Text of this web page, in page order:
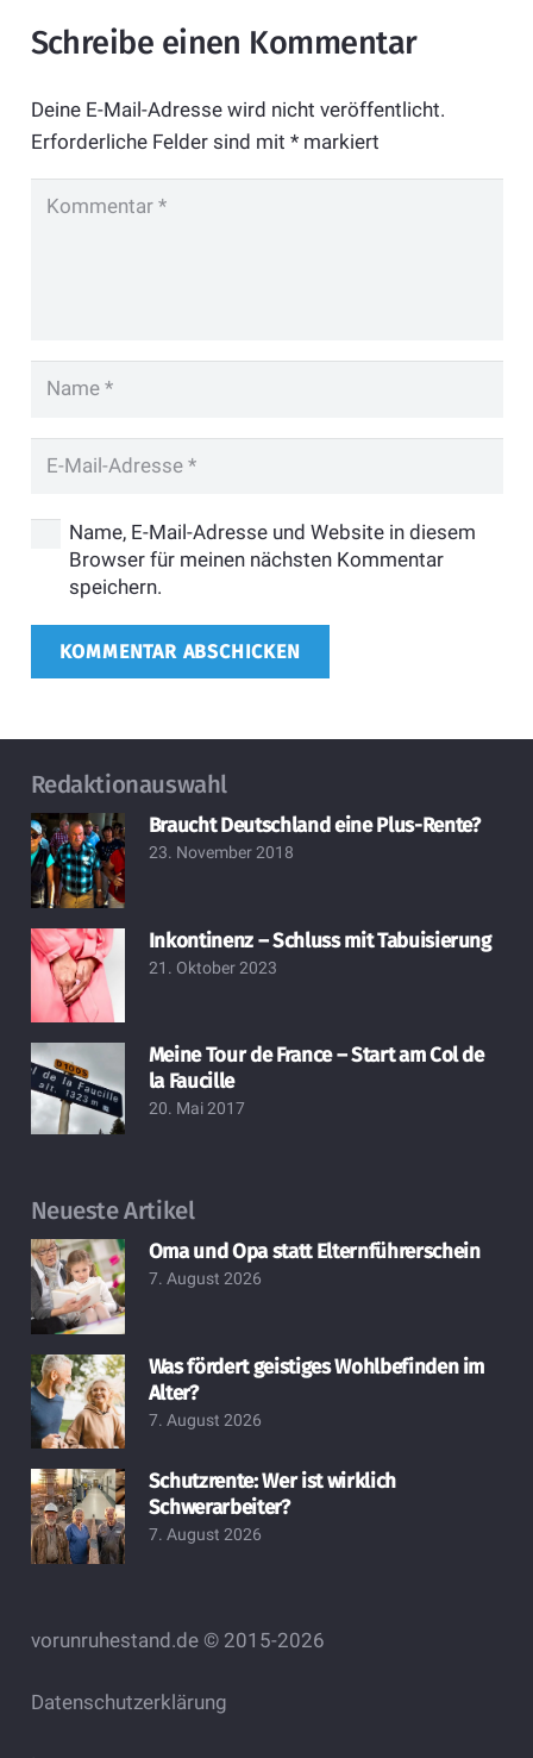
Schreibe einen Kommentar
Deine E-Mail-Adresse wird nicht veröffentlicht.
Erforderliche Felder sind mit *markiert
Name, E-Mail-Adresse und Website in diesem
Browser für meinen nächsten Kommentar
speichern.
KOMMENTAR ABSCHICKEN
Redaktionauswahl
Braucht Deutschland eine Plus-Rente?
23. November 2018
Inkontinenz – Schluss mit Tabuisierung
21. Oktober 2023
Meine Tour de France – Start am Col de
la Faucille
20. Mai 2017
Neueste Artikel
Oma und Opa statt Elternführerschein
7. August 2026
Was fördert geistiges Wohlbefinden im
Alter?
7. August 2026
Schutzrente: Wer ist wirklich
Schwerarbeiter?
7. August 2026
vorunruhestand.de © 2015-2026
Datenschutzerklärung